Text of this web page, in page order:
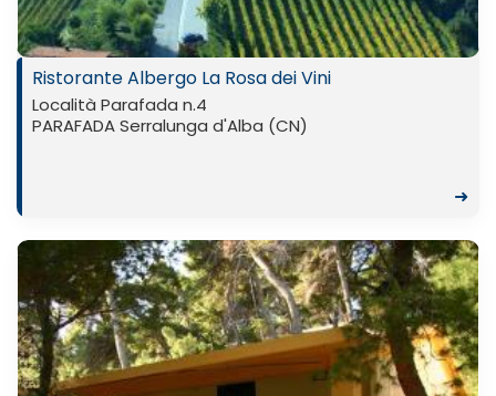
Ristorante Albergo La Rosa dei Vini
Località Parafada n.4
PARAFADA Serralunga d'Alba (CN)
➜